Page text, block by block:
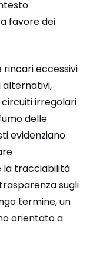
favore dei
eccessivi
alternativi,
irregolari
delle
evidenziano
la tracciabilità
sugli
termine, un
orientato a